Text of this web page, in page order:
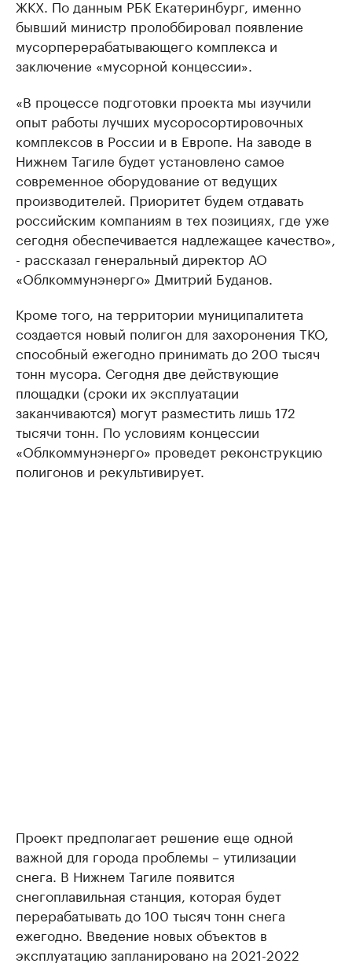
ЖКХ. По данным РБК Екатеринбург, именно
бывший министр пролоббировал появление
мусорперерабатывающего комплекса и
заключение «мусорной концессии».
«В процессе подготовки проекта мы изучили
опыт работы лучших мусоросортировочных
комплексов в России и в Европе. На заводе в
Нижнем Тагиле будет установлено самое
современное оборудование от ведущих
производителей. Приоритет будем отдавать
российским компаниям в тех позициях, где уже
сегодня обеспечивается надлежащее качество»,
- рассказал генеральный директор АО
«Облкоммунэнерго» Дмитрий Буданов.
Кроме того, на территории муниципалитета
создается новый полигон для захоронения ТКО,
способный ежегодно принимать до 200 тысяч
тонн мусора. Сегодня две действующие
площадки (сроки их эксплуатации
заканчиваются) могут разместить лишь 172
тысячи тонн. По условиям концессии
«Облкоммунэнерго» проведет реконструкцию
полигонов и рекультивирует.
Проект предполагает решение еще одной
важной для города проблемы – утилизации
снега. В Нижнем Тагиле появится
снегоплавильная станция, которая будет
перерабатывать до 100 тысяч тонн снега
ежегодно. Введение новых объектов в
эксплуатацию запланировано на 2021-2022